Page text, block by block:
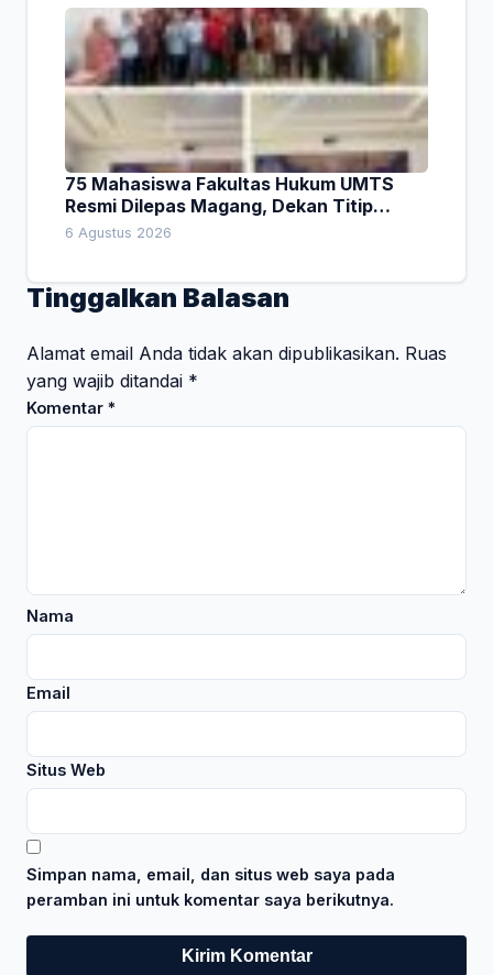
75 Mahasiswa Fakultas Hukum UMTS
Resmi Dilepas Magang, Dekan Titip
Empat Pesan Penting
6 Agustus 2026
Tinggalkan Balasan
Alamat email Anda tidak akan dipublikasikan. Ruas
yang wajib ditandai *
Komentar *
Nama
Email
Situs Web
Simpan nama, email, dan situs web saya pada
peramban ini untuk komentar saya berikutnya.